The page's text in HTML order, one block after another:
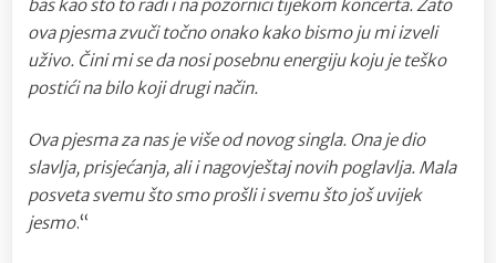
baš kao što to radi i na pozornici tijekom koncerta. Zato
ova pjesma zvuči točno onako kako bismo ju mi izveli
uživo. Čini mi se da nosi posebnu energiju koju je teško
postići na bilo koji drugi način.
Ova pjesma za nas je više od novog singla. Ona je dio
slavlja, prisjećanja, ali i nagovještaj novih poglavlja. Mala
posveta svemu što smo prošli i svemu što još uvijek
jesmo.“